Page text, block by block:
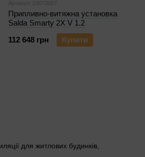
для житлових будинків,
Артикул: 23073057
Припливно-витяжна установка
Salda Smarty 2X V 1.2
112 648 грн
Купити